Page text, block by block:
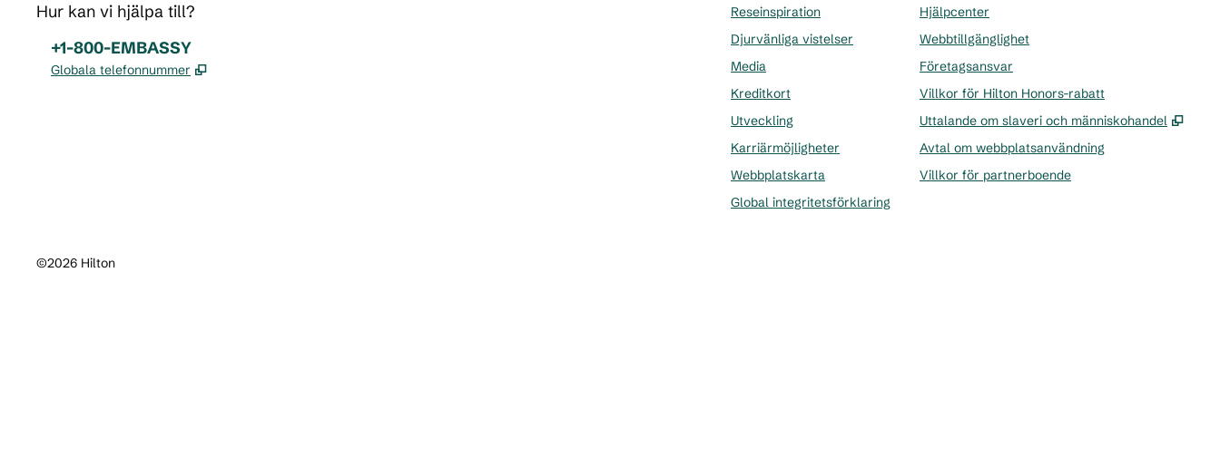
Hur kan vi hjälpa till?
Telefon:
+1-800-EMBASSY
Globala telefonnummer ,
Reseinspiration
Djurvänliga vistelser
Media
Kreditkort
Utveckling
Karriärmöjligheter
Webbplatskarta
Global integritetsförklaring
Hjälpcenter
Webbtillgänglighet
Företagsansvar
Villkor för Hilton Honors-rabatt
Uttalande om slaveri och människohandel
,
Avtal om webbplatsanvändning
Villkor för partnerboende
©2026 Hilton